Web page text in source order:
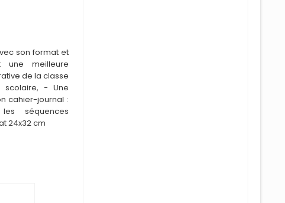
son format et
une meilleure
de la classe
scolaire, - Une
cahier-journal :
séquences
24x32 cm